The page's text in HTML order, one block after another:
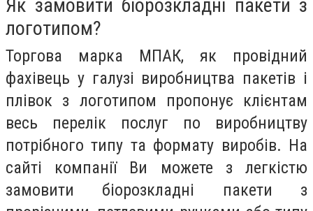
Як замовити біорозкладні пакети з
логотипом?
Торгова марка МПАК, як провідний
фахівець у галузі виробництва пакетів і
плівок з логотипом пропонує клієнтам
весь перелік послуг по виробництву
потрібного типу та формату виробів. На
сайті компанії Ви можете з легкістю
замовити біорозкладні пакети з